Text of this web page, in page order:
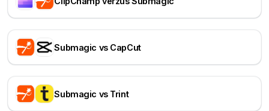
Submagic vs CapCut
Submagic vs Trint